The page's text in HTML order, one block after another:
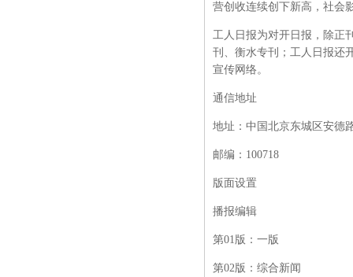
营创收连续创下新高，社会
工人日报为对开日报，除正
刊、衡水专刊；工人日报还
宣传网络。
通信地址
地址：中国北京东城区安德
邮编： 100718
版面设置
播报编辑
第01版：一版
第02版：综合新闻